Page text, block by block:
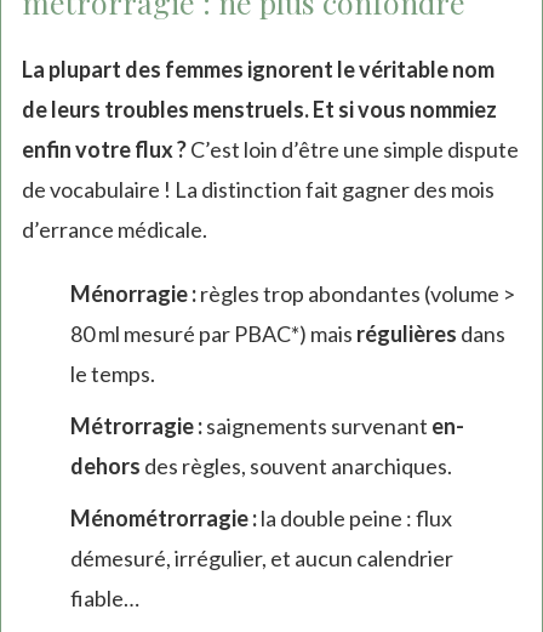
La plupart des femmes ignorent le véritable nom
de leurs troubles menstruels. Et si vous nommiez
enfin votre flux ?C’est loin d’être une simple dispute
de vocabulaire ! La distinction fait gagner des mois
d’errance médicale.
Ménorragie :règles trop abondantes (volume >
80 ml mesuré par PBAC*) mais régulières dans
le temps.
Métrorragie :saignements survenant en-
dehors des règles, souvent anarchiques.
Ménométrorragie :la double peine : flux
démesuré, irrégulier, et aucun calendrier
fiable…